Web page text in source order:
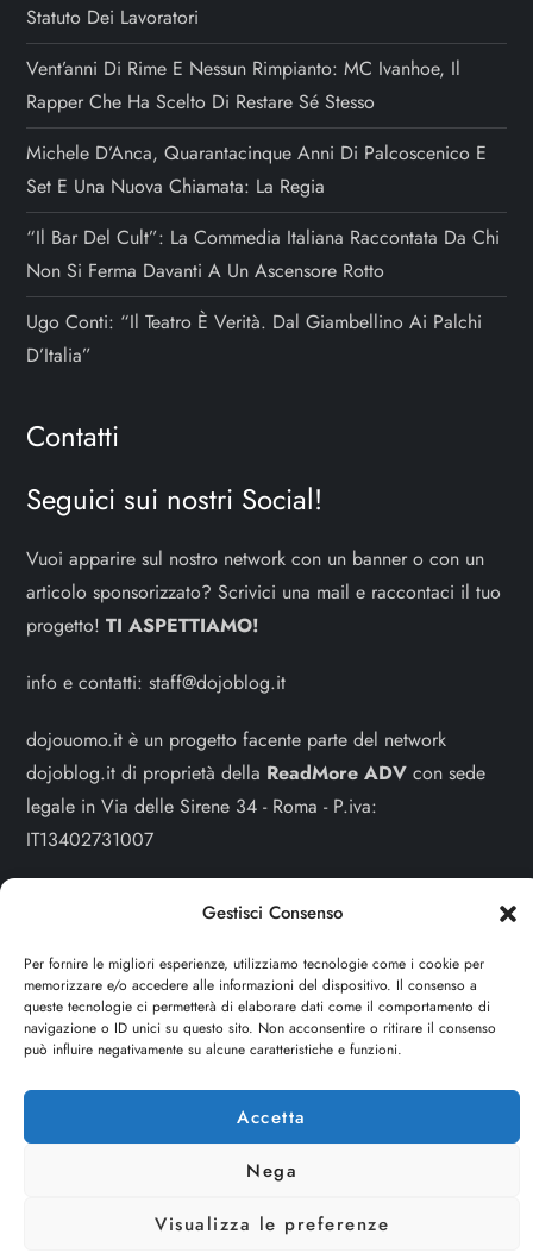
Gestisci Consenso
Per fornire le migliori esperienze, utilizziamo tecnologie come i cookie per
memorizzare e/o accedere alle informazioni del dispositivo. Il consenso a
queste tecnologie ci permetterà di elaborare dati come il comportamento di
navigazione o ID unici su questo sito. Non acconsentire o ritirare il consenso
può influire negativamente su alcune caratteristiche e funzioni.
Accetta
Nega
Visualizza le preferenze
Statuto Dei Lavoratori
Vent’anni Di Rime E Nessun Rimpianto: MC Ivanhoe, Il
Rapper Che Ha Scelto Di Restare Sé Stesso
Michele D’Anca, Quarantacinque Anni Di Palcoscenico E
Set E Una Nuova Chiamata: La Regia
“Il Bar Del Cult”: La Commedia Italiana Raccontata Da Chi
Non Si Ferma Davanti A Un Ascensore Rotto
Ugo Conti: “Il Teatro È Verità. Dal Giambellino Ai Palchi
D’Italia”
Contatti
Seguici sui nostri Social!
Vuoi apparire sul nostro network con un banner o con un
articolo sponsorizzato? Scrivici una mail e raccontaci il tuo
progetto!TI ASPETTIAMO!
info e contatti:staff@dojoblog.it
dojouomo.it è un progetto facente parte del network
dojoblog.it di proprietà della ReadMore ADV con sede
legale in Via delle Sirene 34 - Roma - P.iva:
IT13402731007
Cerca
Cerca